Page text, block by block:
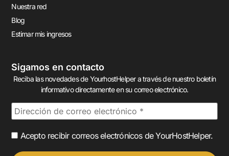
Nuestra red
Blog
Estimar mis ingresos
Sigamos en contacto
Reciba las novedades de YourhostHelper a través de nuestro boletín
informativo directamente en su correo electrónico.
Acepto recibir correos electrónicos de YourHostHelper.